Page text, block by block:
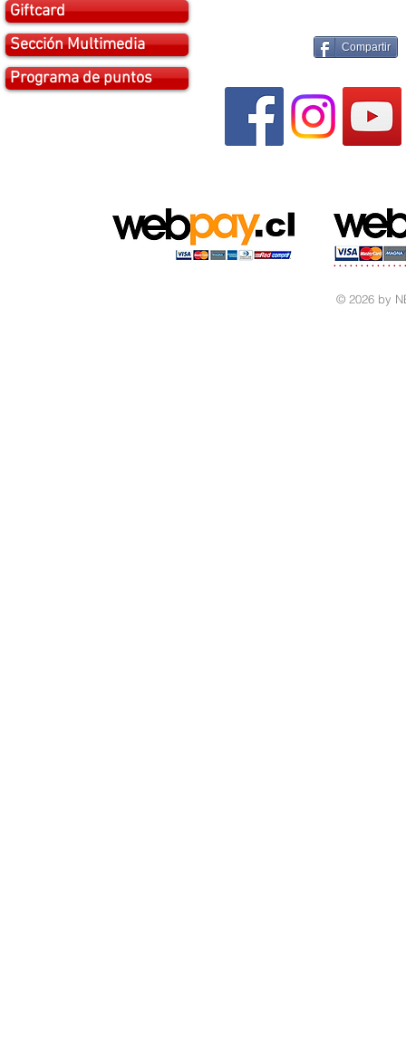
Giftcard
Sección Multimedia
Programa de puntos
Compartir
© 2026 by